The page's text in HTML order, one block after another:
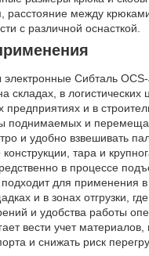
расстояние между
с различной оснасткой.
Сибталь
складах, в логистических
и в
поднимаемых и
и удобно взвешивать
тара и
в процессе
для применения в
и в зонах отгрузки,
и удобства работы
вести учет материалов,
и снижать риск